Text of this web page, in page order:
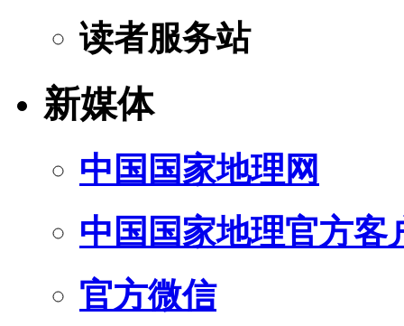
读者服务站
新媒体
中国国家地理网
中国国家地理官方客
官方微信